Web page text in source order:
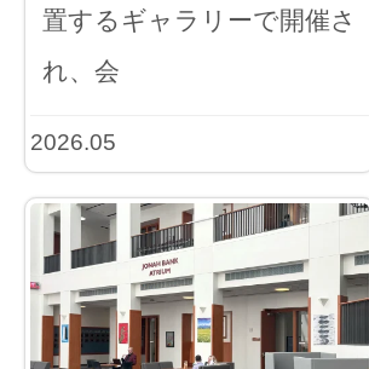
置するギャラリーで開催さ
れ、会
2026.05